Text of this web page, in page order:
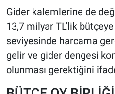
Gider kalemlerine de
13,7 milyar TL’lik
seviyesinde harcama
gelir ve gider dengesi
olunması gerektiğini